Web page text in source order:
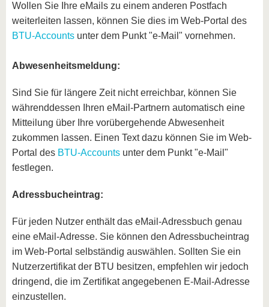
Wollen Sie Ihre eMails zu einem anderen Postfach
weiterleiten lassen, können Sie dies im Web-Portal des
BTU-Accounts unter dem Punkt "e-Mail" vornehmen.
Abwesenheitsmeldung:
Sind Sie für längere Zeit nicht erreichbar, können Sie
währenddessen Ihren eMail-Partnern automatisch eine
Mitteilung über Ihre vorübergehende Abwesenheit
zukommen lassen. Einen Text dazu können Sie im Web-
Portal des BTU-Accounts unter dem Punkt "e-Mail"
festlegen.
Adressbucheintrag:
Für jeden Nutzer enthält das eMail-Adressbuch genau
eine eMail-Adresse. Sie können den Adressbucheintrag
im Web-Portal selbständig auswählen. Sollten Sie ein
Nutzerzertifikat der BTU besitzen, empfehlen wir jedoch
dringend, die im Zertifikat angegebenen E-Mail-Adresse
einzustellen.